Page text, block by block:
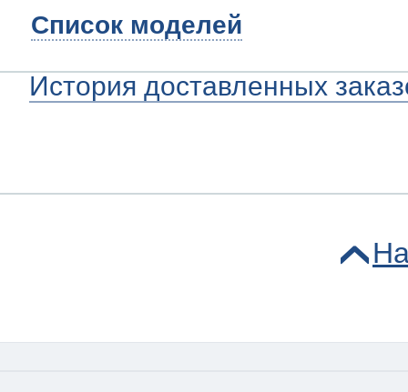
Список моделей
История доставленных